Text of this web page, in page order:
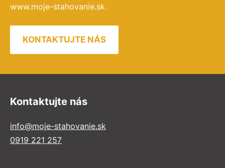
www.moje-stahovanie.sk.
KONTAKTUJTE NÁS
Kontaktujte nás
info@moje-stahovanie.sk
0919 221 257